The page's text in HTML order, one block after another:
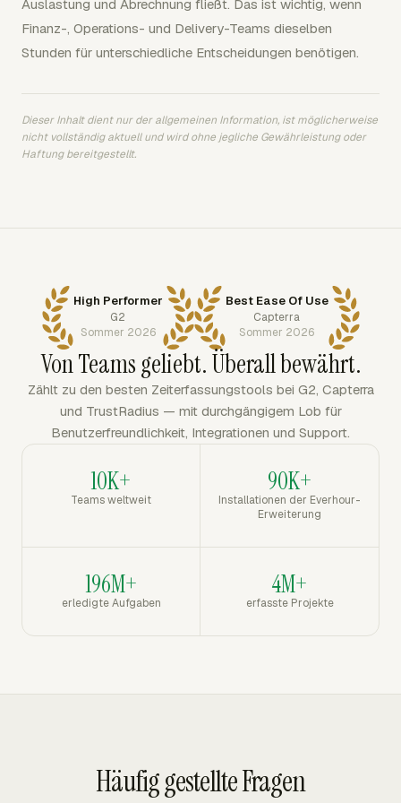
Auslastung und Abrechnung fließt. Das ist wichtig, wenn
Finanz-, Operations- und Delivery-Teams dieselben
Stunden für unterschiedliche Entscheidungen benötigen.
Dieser Inhalt dient nur der allgemeinen Information, ist möglicherweise
nicht vollständig aktuell und wird ohne jegliche Gewährleistung oder
Haftung bereitgestellt.
High Performer
G2
Sommer 2026
Best Ease Of Use
Capterra
Sommer 2026
Von Teams geliebt. Überall bewährt.
Zählt zu den besten Zeiterfassungstools bei G2, Capterra
und TrustRadius — mit durchgängigem Lob für
Benutzerfreundlichkeit, Integrationen und Support.
10K+
Teams weltweit
90K+
Installationen der Everhour-
Erweiterung
196M+
erledigte Aufgaben
4M+
erfasste Projekte
Häufig gestellte Fragen